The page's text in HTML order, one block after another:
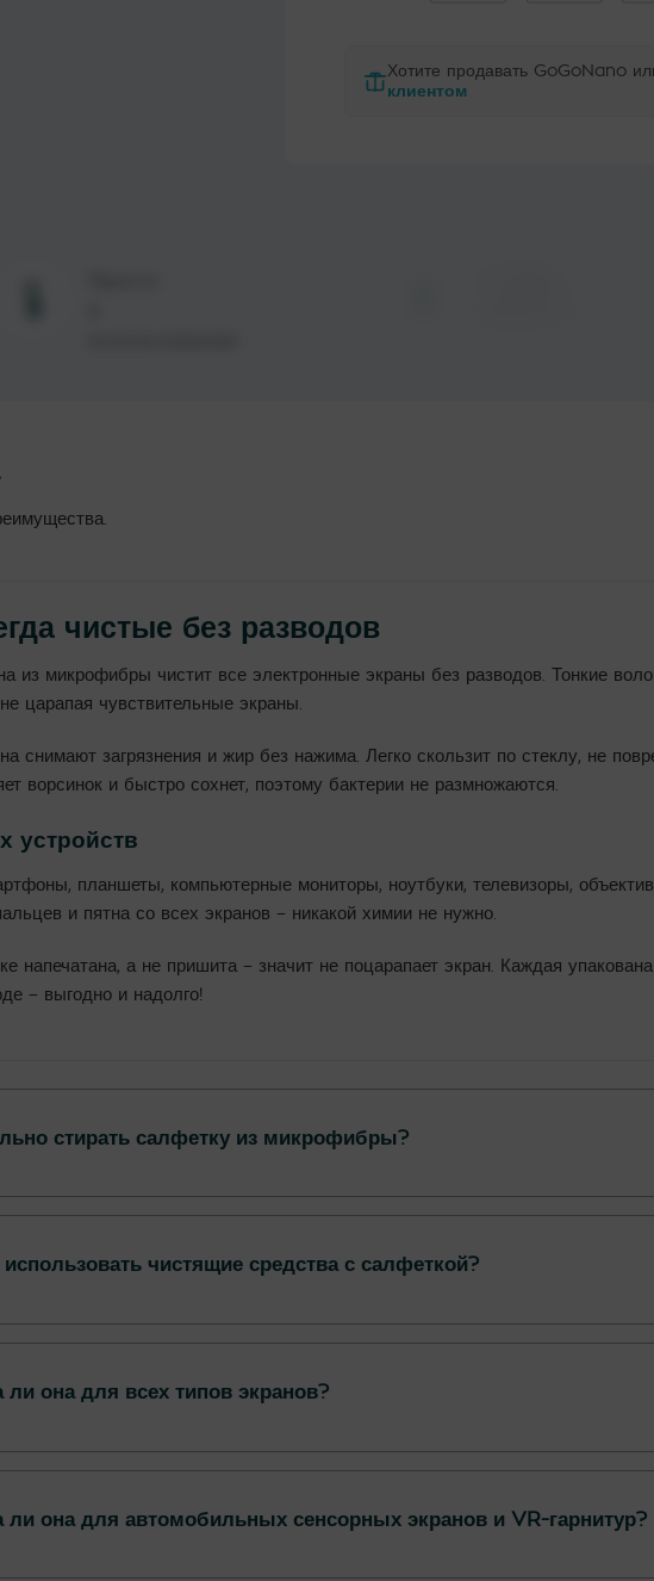
Хотите продавать GoGoNano
клиентом
чистые без разводов
из микрофибры чистит все электронные экраны без разводов. Тонкие
царапая чувствительные экраны.
снимают загрязнения и жир без нажима. Легко скользит по стеклу, не
ворсинок и быстро сохнет, поэтому бактерии не размножаются.
устройств
планшеты, компьютерные мониторы, ноутбуки, телевизоры,
и пятна со всех экранов – никакой химии не нужно.
напечатана, а не пришита – значит не поцарапает экран. Каждая
– выгодно и надолго!
стирать салфетку из микрофибры?
чистящие средства с салфеткой?
ли она для всех типов экранов?
ли она для автомобильных сенсорных экранов и VR-гарнитур?